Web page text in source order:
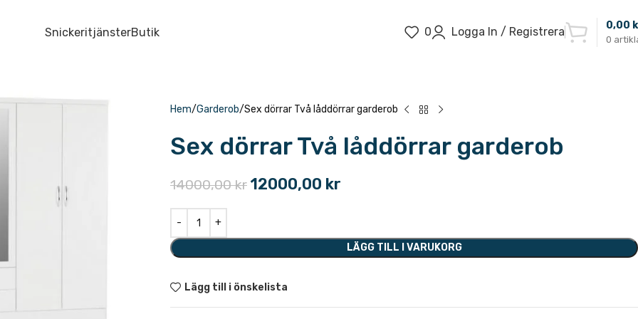
SnickeritjänsterButik 0 Logga In / Registrera
0
0,00
Hem Garderob Sex dörrar Två låddörrar garderob
Sex dörrar Två låddörrar garderob
14000,00kr 12000,00 kr
LÄGG TILL I VARUKORG
Lägg till i önskelista